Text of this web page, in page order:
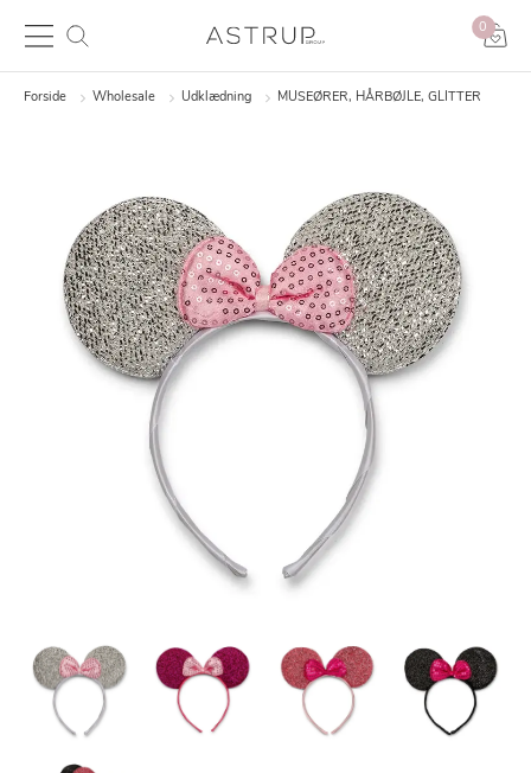
0
Forside Wholesale Udklædning MUSEØRER, HÅRBØJLE, GLITTER